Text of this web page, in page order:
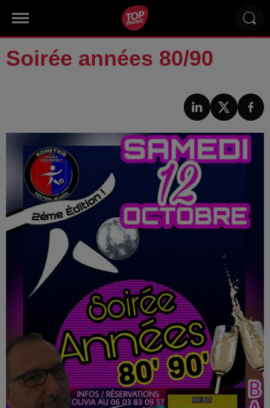
Soirée années 80/90